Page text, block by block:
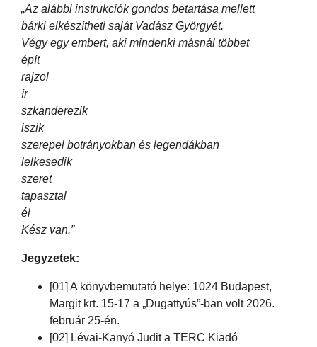
„Az alábbi instrukciók gondos betartása mellett
bárki elkészítheti saját Vadász Györgyét.
Végy egy embert, aki mindenki másnál többet
épít
rajzol
ír
szkanderezik
iszik
szerepel botrányokban és legendákban
lelkesedik
szeret
tapasztal
él
Kész van.”
Jegyzetek:
[01] A könyvbemutató helye: 1024 Budapest,
Margit krt. 15-17 a „Dugattyús”-ban volt 2026.
február 25-én.
[02] Lévai-Kanyó Judit a TERC Kiadó